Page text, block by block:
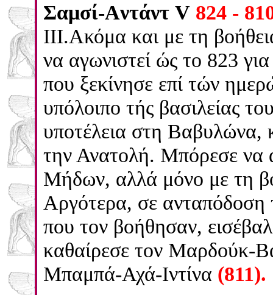
Σαμσί-Aντάντ V 824 -
ΙΙΙ.Ακόμα και με τη
να αγωνιστεί ώς το 823
που ξεκίνησε επί τών
υπόλοιπο τής βασιλείας
υποτέλεια στη Βαβυλώνα,
την Ανατολή. Μπόρεσε να
Μήδων, αλλά μόνο με τη
Αργότερα, σε
που τον βοήθησαν,
καθαίρεσε τον Μαρδούκ-
Μπαμπά-Αχά-Ιντίνα (811).